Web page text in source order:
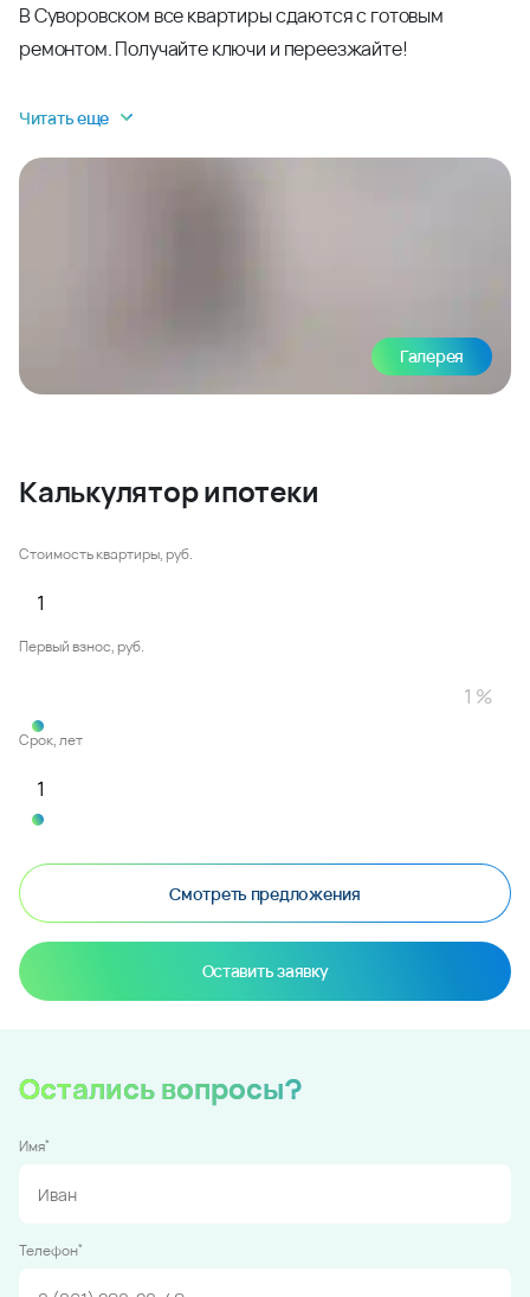
В Суворовском все квартиры сдаются с готовым
ремонтом. Получайте ключи и переезжайте!
Читать еще
Галерея
Калькулятор ипотеки
Стоимость квартиры, руб.
Первый взнос, руб.
Срок, лет
Смотреть предложения
Оставить заявку
Остались вопросы?
Имя*
Телефон*